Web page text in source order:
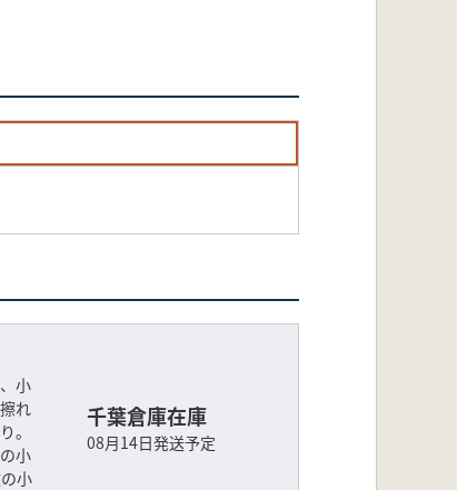
小
れ
。
小
小
千葉倉庫在庫
08月14日発送予定